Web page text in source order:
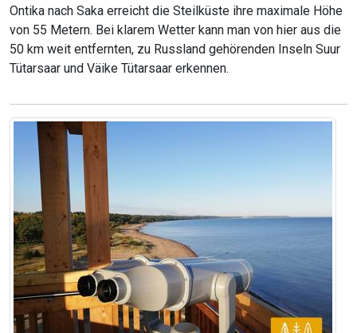
Ontika nach Saka erreicht die Steilküste ihre maximale Höhe
von 55 Metern. Bei klarem Wetter kann man von hier aus die
50 km weit entfernten, zu Russland gehörenden Inseln Suur
Tütarsaar und Väike Tütarsaar erkennen.